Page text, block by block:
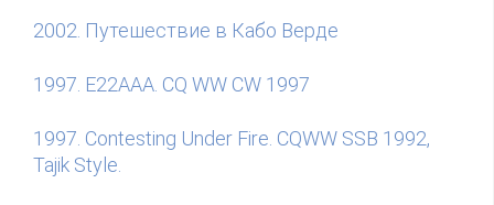
2002. Путешествие в Кабо Верде
1997. E22AAA. CQ WW CW 1997
1997. Contesting Under Fire. CQWW SSB 1992,
Tajik Style.